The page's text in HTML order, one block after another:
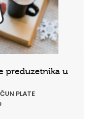
preduzetnika u
PLATE